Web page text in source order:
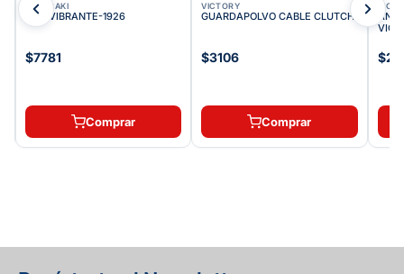
KAWASAKI
ANTIVIBRANTE-1926
$7781
Comprar
VICTORY
GUARDAPOLVO CABLE CLUTCH
$3106
Comprar